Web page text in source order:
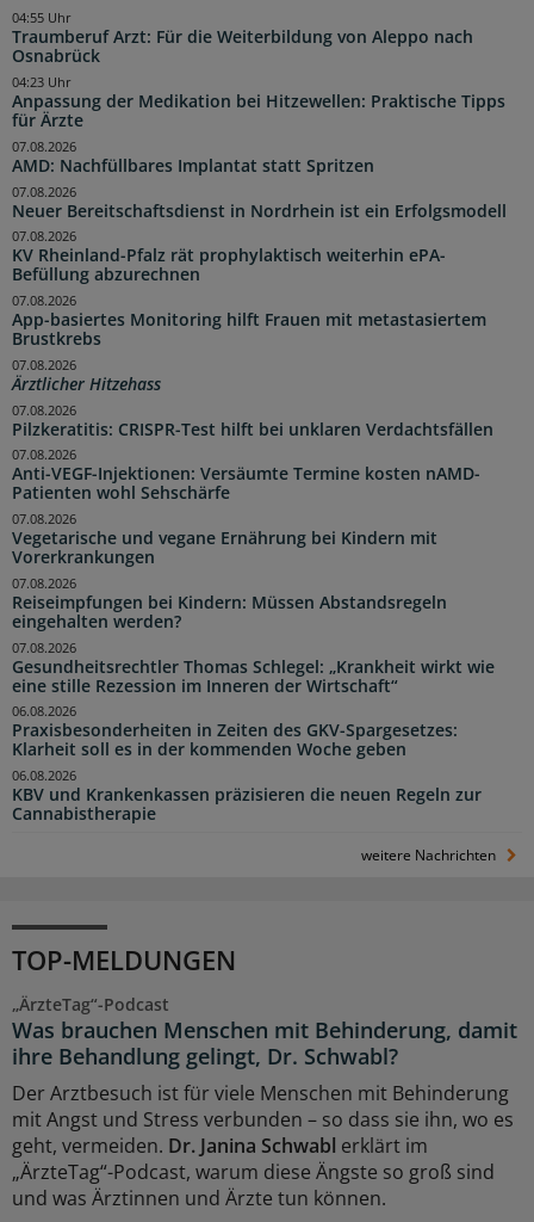
Traumberuf Arzt: Für die Weiterbildung von Aleppo nach
Osnabrück
04:55 Uhr
Anpassung der Medikation bei Hitzewellen: Praktische Tipps
für Ärzte
04:23 Uhr
AMD: Nachfüllbares Implantat statt Spritzen
07.08.2026
Neuer Bereitschaftsdienst in Nordrhein ist ein Erfolgsmodell
07.08.2026
KV Rheinland-Pfalz rät prophylaktisch weiterhin ePA-
Befüllung abzurechnen
07.08.2026
App-basiertes Monitoring hilft Frauen mit metastasiertem
Brustkrebs
07.08.2026
Ärztlicher Hitzehass
07.08.2026
Pilzkeratitis: CRISPR-Test hilft bei unklaren Verdachtsfällen
07.08.2026
Anti-VEGF-Injektionen: Versäumte Termine kosten nAMD-
Patienten wohl Sehschärfe
07.08.2026
Vegetarische und vegane Ernährung bei Kindern mit
Vorerkrankungen
07.08.2026
Reiseimpfungen bei Kindern: Müssen Abstandsregeln
eingehalten werden?
07.08.2026
Gesundheitsrechtler Thomas Schlegel: „Krankheit wirkt wie
eine stille Rezession im Inneren der Wirtschaft“
07.08.2026
Praxisbesonderheiten in Zeiten des GKV-Spargesetzes:
Klarheit soll es in der kommenden Woche geben
06.08.2026
KBV und Krankenkassen präzisieren die neuen Regeln zur
Cannabistherapie
06.08.2026
weitere Nachrichten
TOP-MELDUNGEN
„ÄrzteTag“-Podcast
Was brauchen Menschen mit Behinderung, damit
ihre Behandlung gelingt, Dr. Schwabl?
Der Arztbesuch ist für viele Menschen mit Behinderung
mit Angst und Stress verbunden – so dass sie ihn, wo es
geht, vermeiden. Dr. Janina Schwabl erklärt im
„ÄrzteTag“-Podcast, warum diese Ängste so groß sind
und was Ärztinnen und Ärzte tun können.